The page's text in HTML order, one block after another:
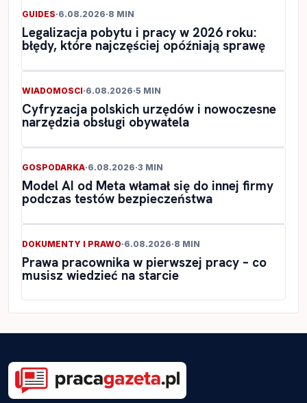
GUIDES·6.08.2026·8 MIN
Legalizacja pobytu i pracy w 2026 roku:
błędy, które najczęściej opóźniają sprawę
WIADOMOSCI·6.08.2026·5 MIN
Cyfryzacja polskich urzędów i nowoczesne
narzędzia obsługi obywatela
GOSPODARKA·6.08.2026·3 MIN
Model AI od Meta włamał się do innej firmy
podczas testów bezpieczeństwa
DOKUMENTY I PRAWO·6.08.2026·8 MIN
Prawa pracownika w pierwszej pracy – co
musisz wiedzieć na starcie